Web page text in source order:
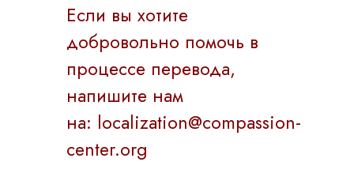
Если вы хотите
добровольно помочь в
процессе перевода,
напишите нам
на: localization@compassion-
center.org